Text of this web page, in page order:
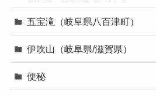
五宝滝（岐阜県八百津町）
伊吹山（岐阜県/滋賀県）
便秘